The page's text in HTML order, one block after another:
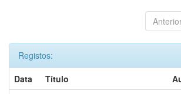
Registos:
Data
Título